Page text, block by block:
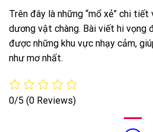
Trên đây là những “mổ xẻ” chi tiết
dương vật chàng. Bài viết hi vọng
được những khu vực nhạy cảm,
như mơ nhất.
0/5 (0 Reviews)